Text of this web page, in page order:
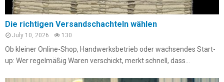
Die richtigen Versandschachteln wählen
July 10, 2026 130
Ob kleiner Online-Shop, Handwerksbetrieb oder wachsendes Start-
up: Wer regelmäßig Waren verschickt, merkt schnell, dass...